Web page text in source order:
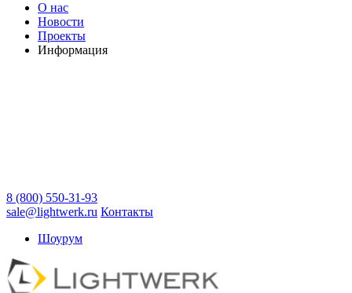
О нас
Новости
Проекты
Информация
8 (800) 550-31-93
sale@lightwerk.ru Контакты
Шоурум